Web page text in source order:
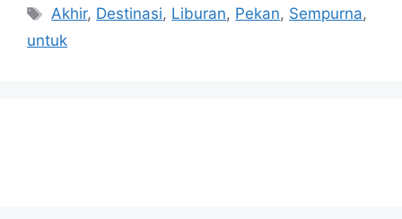
Tags
Akhir, Destinasi, Liburan, Pekan, Sempurna,
untuk